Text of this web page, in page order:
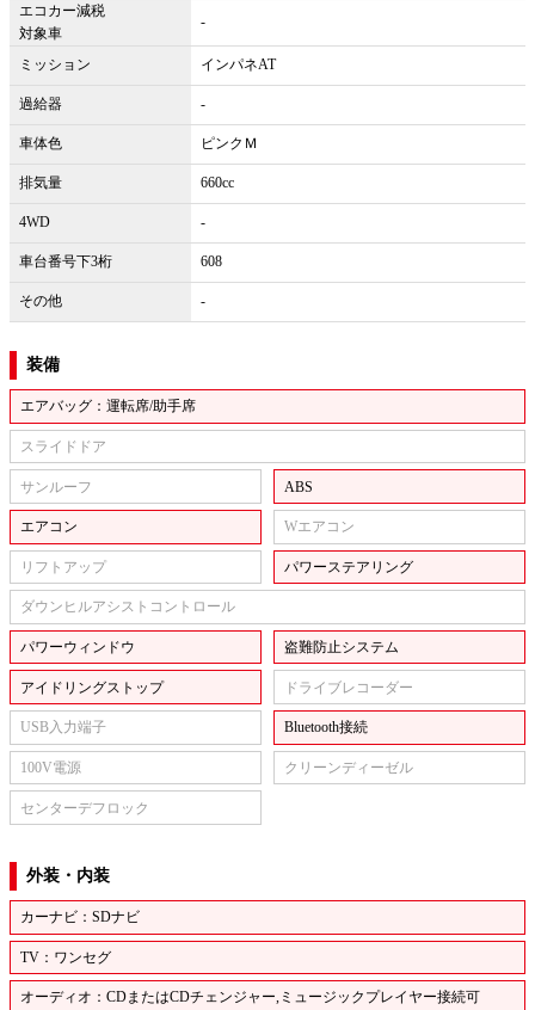
エコカー減税
対象車
-
ミッション インパネAT
過給器 -
車体色 ピンクＭ
排気量 660cc
4WD -
車台番号下3桁 608
その他 -
装備
エアバッグ：運転席/助手席
スライドドア
サンルーフ ABS
エアコン Wエアコン
リフトアップ パワーステアリング
ダウンヒルアシストコントロール
パワーウィンドウ 盗難防止システム
アイドリングストップ ドライブレコーダー
USB入力端子 Bluetooth接続
100V電源 クリーンディーゼル
センターデフロック
外装・内装
カーナビ：SDナビ
TV：ワンセグ
オーディオ：CDまたはCDチェンジャー,ミュージックプレイヤー接続可